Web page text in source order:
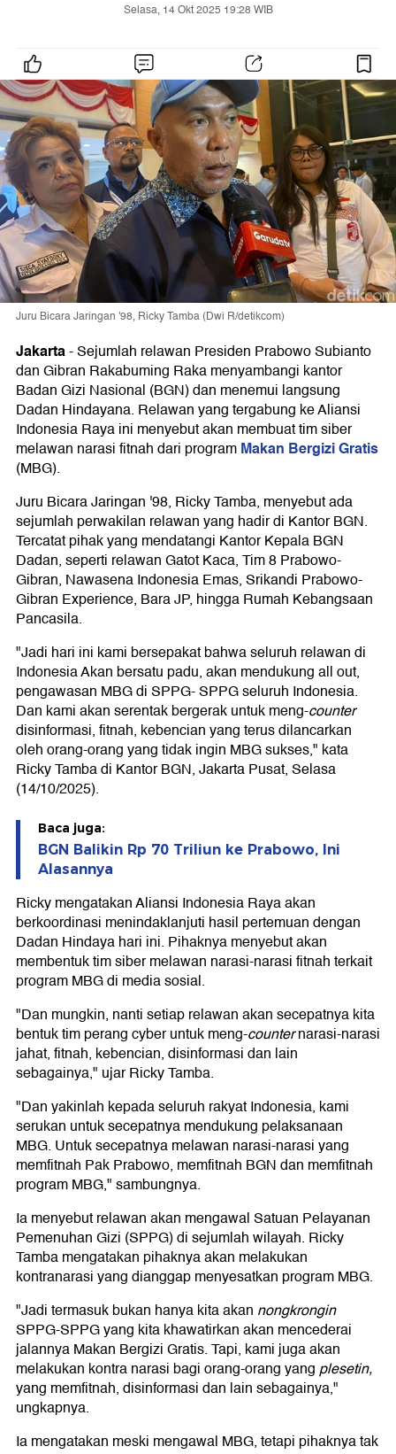
Selasa, 14 Okt 2025 19:28 WIB
Juru Bicara Jaringan '98, Ricky Tamba (Dwi R/detikcom)
Jakarta-Sejumlah relawan Presiden Prabowo Subianto
dan Gibran Rakabuming Raka menyambangi kantor
Badan Gizi Nasional (BGN) dan menemui langsung
Dadan Hindayana. Relawan yang tergabung ke Aliansi
Indonesia Raya ini menyebut akan membuat tim siber
melawan narasi fitnah dari programMakan Bergizi Gratis
(MBG).
Juru Bicara Jaringan '98, Ricky Tamba, menyebut ada
sejumlah perwakilan relawan yang hadir di Kantor BGN.
Tercatat pihak yang mendatangi Kantor Kepala BGN
Dadan, seperti relawan Gatot Kaca, Tim 8 Prabowo-
Gibran, Nawasena Indonesia Emas, Srikandi Prabowo-
Gibran Experience, Bara JP, hingga Rumah Kebangsaan
Pancasila.
"Jadi hari ini kami bersepakat bahwa seluruh relawan di
Indonesia Akan bersatu padu, akan mendukung all out,
pengawasan MBG di SPPG- SPPG seluruh Indonesia.
Dan kami akan serentak bergerak untuk meng-counter
disinformasi, fitnah, kebencian yang terus dilancarkan
oleh orang-orang yang tidak ingin MBG sukses," kata
Ricky Tamba di Kantor BGN, Jakarta Pusat, Selasa
(14/10/2025).
Baca juga:
BGN Balikin Rp 70 Triliun ke Prabowo, Ini
Alasannya
Ricky mengatakan Aliansi Indonesia Raya akan
berkoordinasi menindaklanjuti hasil pertemuan dengan
Dadan Hindaya hari ini. Pihaknya menyebut akan
membentuk tim siber melawan narasi-narasi fitnah terkait
program MBG di media sosial.
"Dan mungkin, nanti setiap relawan akan secepatnya kita
bentuk tim perang cyber untuk meng-counternarasi-narasi
jahat, fitnah, kebencian, disinformasi dan lain
sebagainya," ujar Ricky Tamba.
"Dan yakinlah kepada seluruh rakyat Indonesia, kami
serukan untuk secepatnya mendukung pelaksanaan
MBG. Untuk secepatnya melawan narasi-narasi yang
memfitnah Pak Prabowo, memfitnah BGN dan memfitnah
program MBG," sambungnya.
Ia menyebut relawan akan mengawal Satuan Pelayanan
Pemenuhan Gizi (SPPG) di sejumlah wilayah. Ricky
Tamba mengatakan pihaknya akan melakukan
kontranarasi yang dianggap menyesatkan program MBG.
"Jadi termasuk bukan hanya kita akan nongkrongin
SPPG-SPPG yang kita khawatirkan akan mencederai
jalannya Makan Bergizi Gratis. Tapi, kami juga akan
melakukan kontra narasi bagi orang-orang yangplesetin,
yang memfitnah, disinformasi dan lain sebagainya,"
ungkapnya.
Ia mengatakan meski mengawal MBG, tetapi pihaknya tak